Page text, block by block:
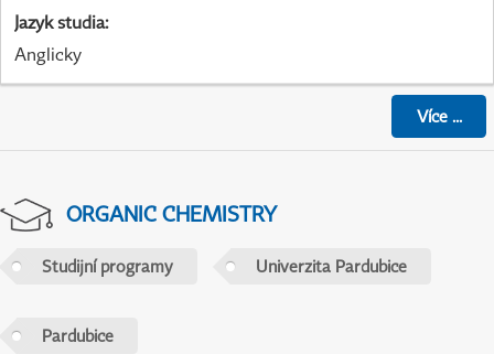
Jazyk studia:
Anglicky
Více...
ORGANIC CHEMISTRY
Studijní programy Univerzita Pardubice
Pardubice